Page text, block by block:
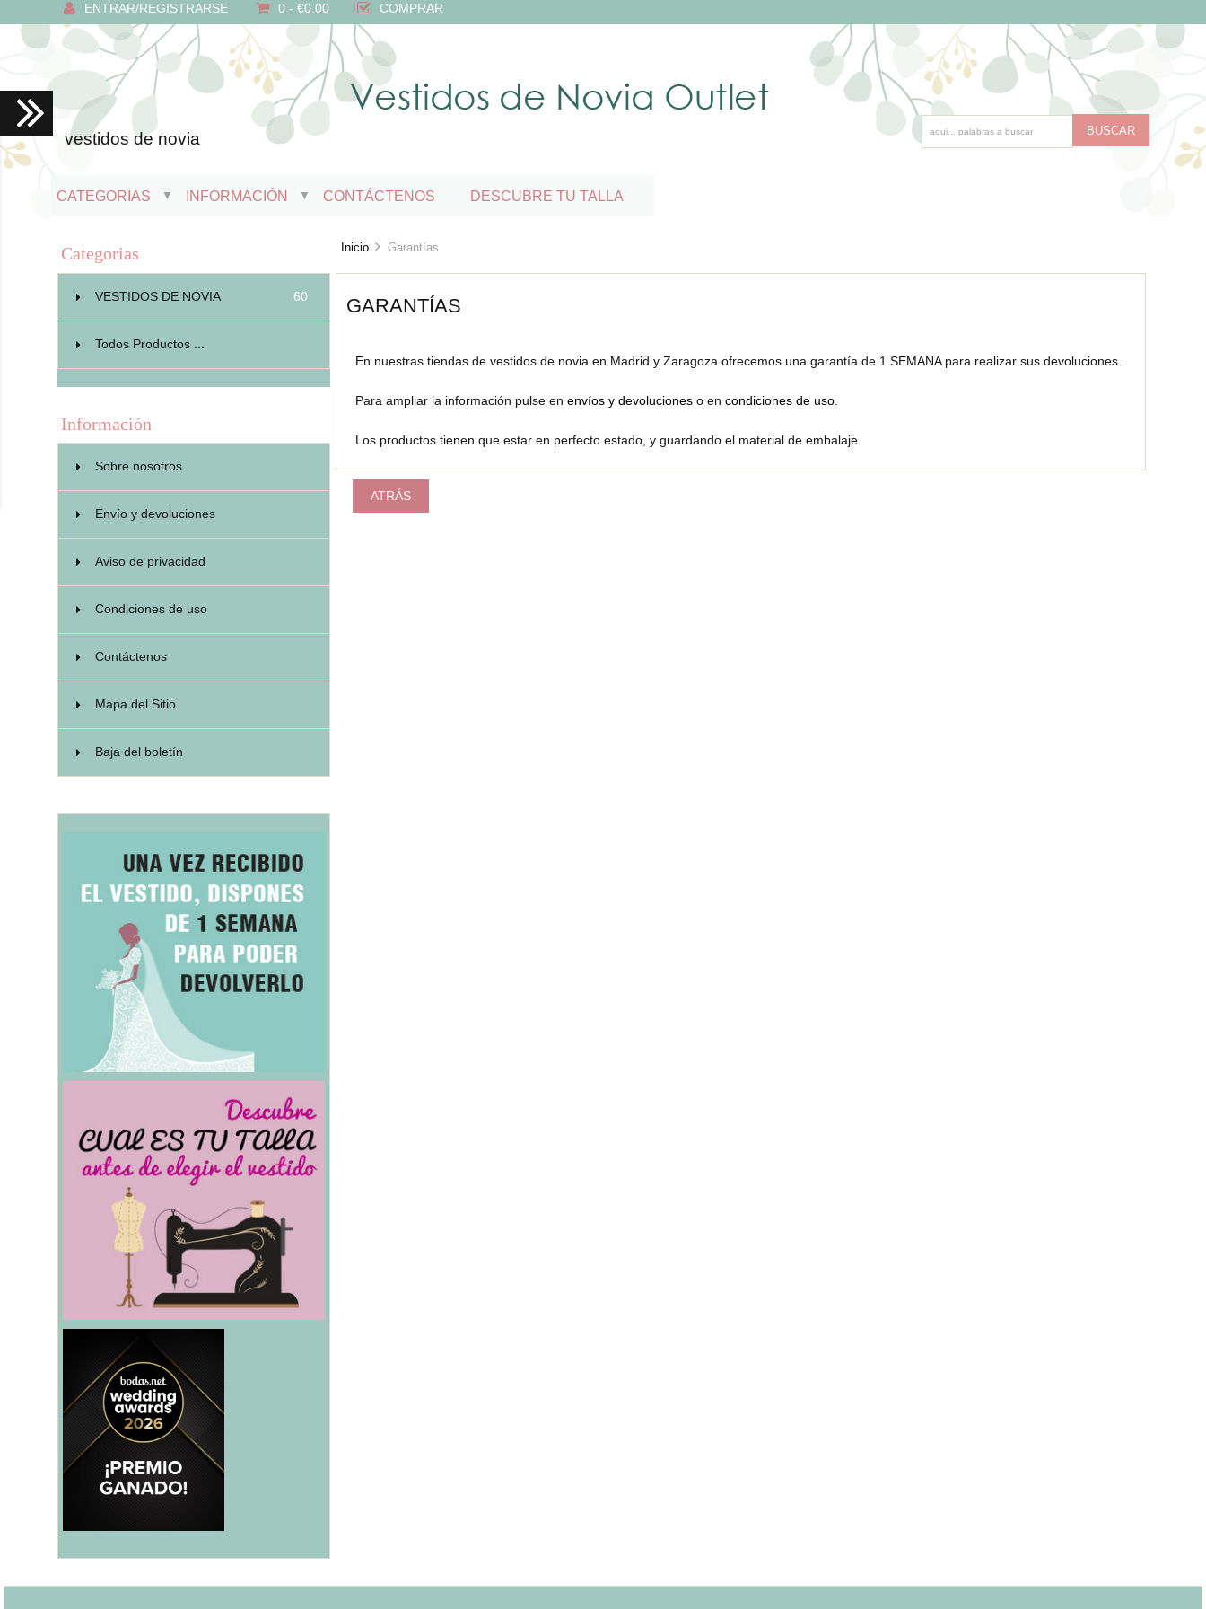
ENTRAR/REGISTRARSE 0 - €0.00 COMPRAR
vestidos de novia
CATEGORIAS ▼ INFORMACIÓN ▼ CONTÁCTENOS DESCUBRE TU TALLA
Categorias
VESTIDOS DE NOVIA 60
Todos Productos ...
Información
Sobre nosotros
Envío y devoluciones
Aviso de privacidad
Condiciones de uso
Contáctenos
Mapa del Sitio
Baja del boletín
Inicio Garantías
GARANTÍAS
En nuestras tiendas de vestidos de novia en Madrid y Zaragoza ofrecemos una garantía de 1 SEMANA para realizar sus devoluciones.
Para ampliar la información pulse en envíos y devolucioneso en condiciones de uso.
Los productos tienen que estar en perfecto estado, y guardando el material de embalaje.
ATRÁS